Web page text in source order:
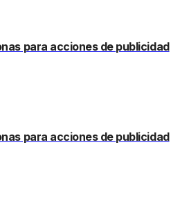
para acciones de publicidad
para acciones de publicidad